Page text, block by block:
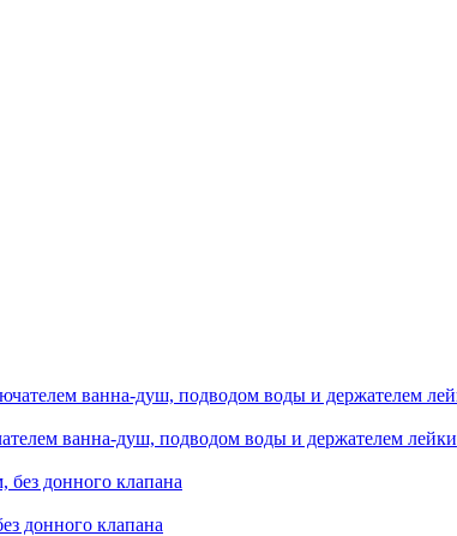
ванна-душ, подводом воды и держателем лейки
донного клапана